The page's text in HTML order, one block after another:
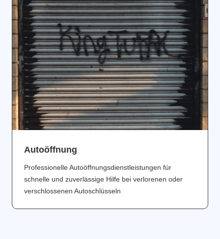
Аutoöffnung
Professionelle Autoöffnungsdienstleistungen für
schnelle und zuverlässige Hilfe bei verlorenen oder
verschlossenen Autoschlüsseln